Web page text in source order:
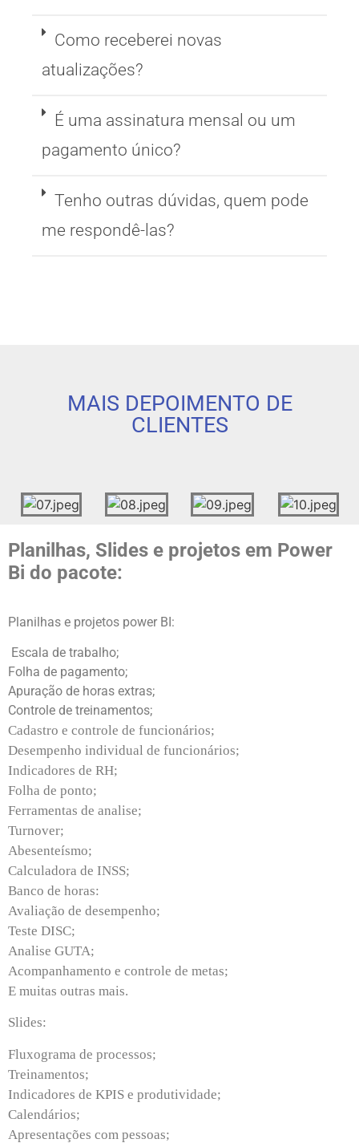
Como receberei novas
atualizações?
É uma assinatura mensal ou um
pagamento único?
Tenho outras dúvidas, quem pode
me respondê-las?
MAIS DEPOIMENTO DE
CLIENTES
Planilhas, Slides e projetos em Power
Bi do pacote:
Planilhas e projetos power BI:
Escala de trabalho;
Folha de pagamento;
Apuração de horas extras;
Controle de treinamentos;
Cadastro e controle de funcionários;
Desempenho individual de funcionários;
Indicadores de RH;
Folha de ponto;
Ferramentas de analise;
Turnover;
Abesenteísmo;
Calculadora de INSS;
Banco de horas:
Avaliação de desempenho;
Teste DISC;
Analise GUTA;
Acompanhamento e controle de metas;
E muitas outras mais.
Slides:
Fluxograma de processos;
Treinamentos;
Indicadores de KPIS e produtividade;
Calendários;
Apresentações com pessoas;